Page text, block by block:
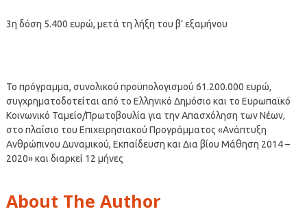
3η δόση 5.400 ευρώ, μετά τη λήξη του β’ εξαμήνου
Το πρόγραμμα, συνολικού προϋπολογισμού 61.200.000 ευρώ,
συγχρηματοδοτείται από το Ελληνικό Δημόσιο και το Ευρωπαϊκό
Κοινωνικό Ταμείο/Πρωτοβουλία για την Απασχόληση των Νέων,
στο πλαίσιο του Επιχειρησιακού Προγράμματος «Ανάπτυξη
Ανθρώπινου Δυναμικού, Εκπαίδευση και Δια βίου Μάθηση 2014 –
2020» και διαρκεί 12 μήνες
About The Author